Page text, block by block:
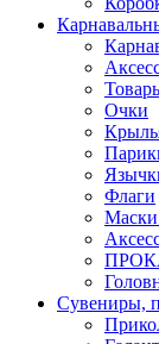
Очки
Флаги
Маски
Сувениры,